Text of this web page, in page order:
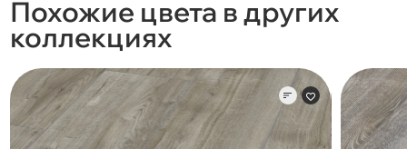
Похожие цвета в других
коллекциях